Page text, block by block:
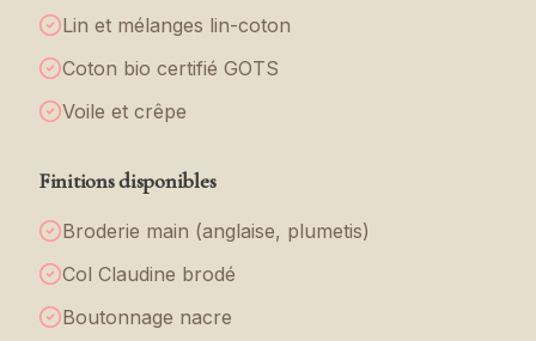
Lin et mélanges lin-coton
Coton bio certifié GOTS
Voile et crêpe
Finitions disponibles
Broderie main (anglaise, plumetis)
Col Claudine brodé
Boutonnage nacre